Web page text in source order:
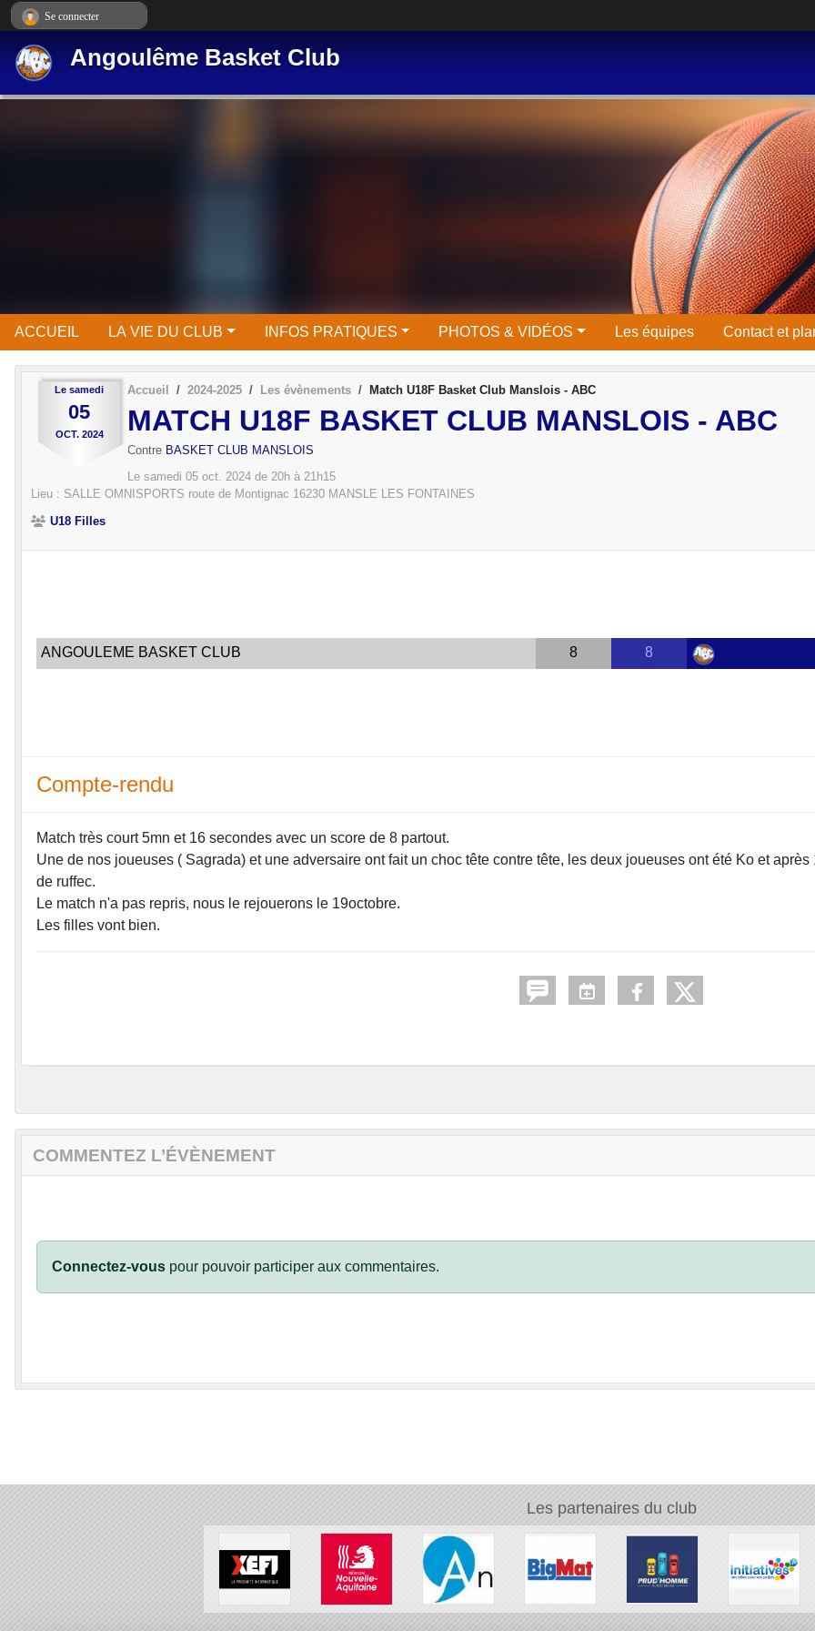
Angoulême Basket Club
ACCUEIL LA VIE DU CLUB INFOS PRATIQUES PHOTOS & VIDÉOS Les équipes Contact et
Le samedi
05
OCT. 2024
Accueil 2024-2025 Les évènements Match U18F Basket Club Manslois - ABC
MATCH U18F BASKET CLUB MANSLOIS - ABC
Contre BASKET CLUB MANSLOIS
Le samedi 05 oct. 2024 de 20h à 21h15
Lieu : SALLE OMNISPORTS route de Montignac 16230 MANSLE LES FONTAINES
U18 Filles
ANGOULEME BASKET CLUB 8 8
Compte-rendu
Match très court 5mn et 16 secondes avec un score de 8 partout.
Une de nos joueuses ( Sagrada) et une adversaire ont fait un choc tête contre tête, les deux joueuses ont été Ko et
de ruffec.
Le match n'a pas repris, nous le rejouerons le 19octobre.
Les filles vont bien.
COMMENTEZ L’ÉVÈNEMENT
Connectez-vous pour pouvoir participer aux commentaires.
Les partenaires du club
Se connecter
Panneau de gestion des cookies